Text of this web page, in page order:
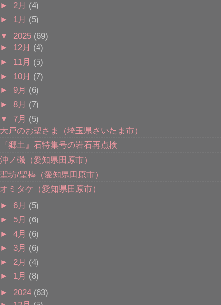
► 2月 (4)
► 1月 (5)
▼ 2025 (69)
► 12月 (4)
► 11月 (5)
► 10月 (7)
► 9月 (6)
► 8月 (7)
▼ 7月 (5)
大戸のお聖さま（埼玉県さいたま市）
『郷土』石特集号の岩石再点検
沖ノ磯（愛知県田原市）
聖坊/聖棒（愛知県田原市）
オミタケ（愛知県田原市）
► 6月 (5)
► 5月 (6)
► 4月 (6)
► 3月 (6)
► 2月 (4)
► 1月 (8)
► 2024 (63)